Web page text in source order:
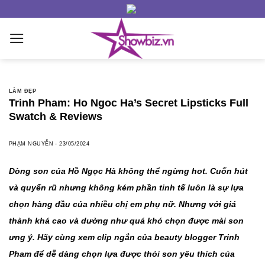
content
LÀM ĐẸP
Trinh Pham: Ho Ngoc Ha’s Secret Lipsticks Full
Swatch & Reviews
PHẠM NGUYỄN -23/05/2024
Dòng son của Hồ Ngọc Hà không thể ngừng hot. Cuốn hút
và quyến rũ nhưng không kém phần tinh tế luôn là sự lựa
chọn hàng đầu của nhiều chị em phụ nữ. Nhưng với giá
thành khá cao và dường như quá khó chọn được mài son
ưng ý. Hãy cùng xem clip ngắn của beauty blogger Trinh
Pham để dễ dàng chọn lựa được thỏi son yêu thích của